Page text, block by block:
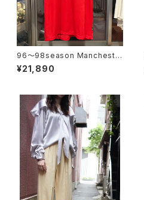
96〜98season Mancheste
r United Retro home shirt
¥21,890